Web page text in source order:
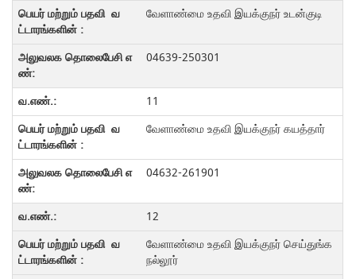
வேளாண்மை உதவி இயக்குநர் உடன்குடி
04639-250301
11
வேளாண்மை உதவி இயக்குநர் கயத்தார்
04632-261901
12
வேளாண்மை உதவி இயக்குநர் செய்துங்க
நல்லூர்